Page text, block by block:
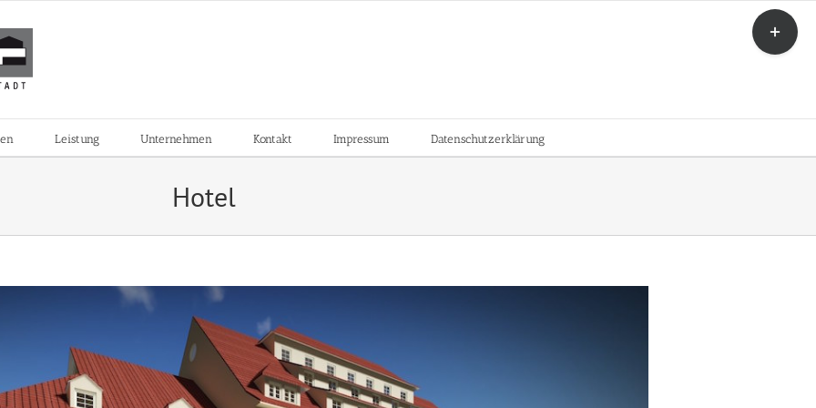
Leistung Unternehmen Kontakt Impressum Datenschutzerklärung
Hotel
Toggle
Sliding
Bar